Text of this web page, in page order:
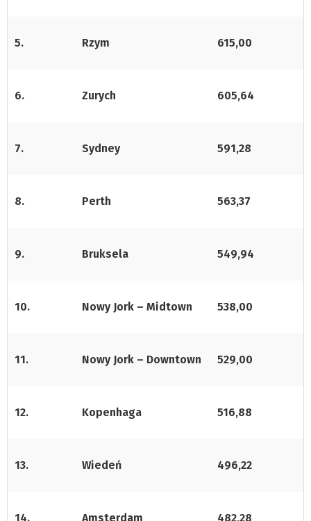
5. Rzym 615,00
6. Zurych 605,64
7. Sydney 591,28
8. Perth 563,37
9. Bruksela 549,94
10. Nowy Jork – Midtown 538,00
11. Nowy Jork – Downtown 529,00
12. Kopenhaga 516,88
13. Wiedeń 496,22
14. Amsterdam 482,28